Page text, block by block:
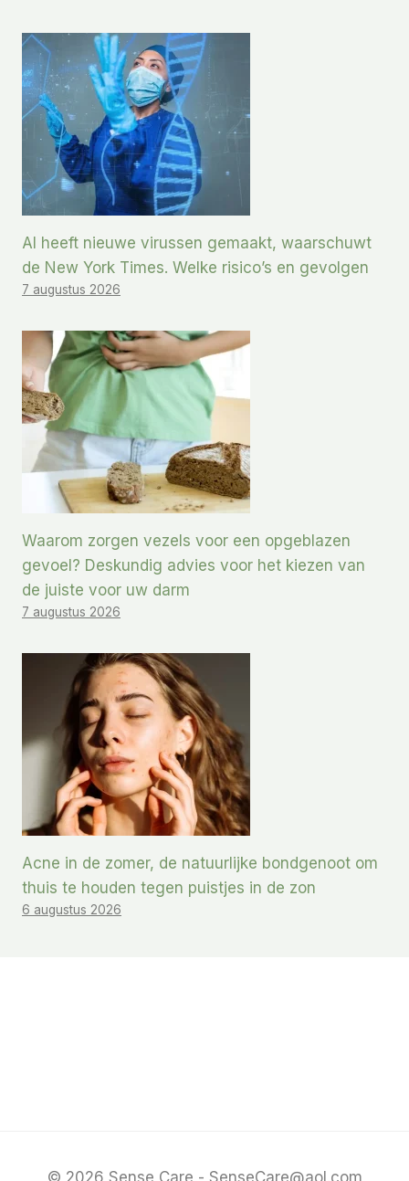
AI heeft nieuwe virussen gemaakt, waarschuwt
de New York Times. Welke risico’s en gevolgen
7 augustus 2026
Waarom zorgen vezels voor een opgeblazen
gevoel? Deskundig advies voor het kiezen van
de juiste voor uw darm
7 augustus 2026
Acne in de zomer, de natuurlijke bondgenoot om
thuis te houden tegen puistjes in de zon
6 augustus 2026
© 2026 Sense Care - SenseCare@aol.com